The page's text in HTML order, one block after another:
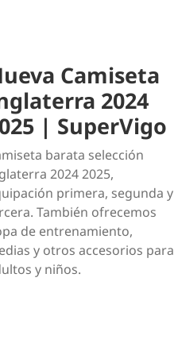
Camiseta
2024
| SuperVigo
barata selección
2024 2025,
primera, segunda y
También ofrecemos
de entrenamiento,
y otros accesorios para
y niños.